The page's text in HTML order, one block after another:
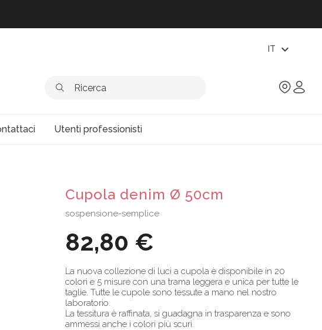
IT expand_more
Utenti professionisti
Cupola denim Ø 50cm
sospensione-semplice
82,80 €
La nuova collezione di luci a cupola è disponibile in 20
colori e 5 misure con una trama leggera e unica per tutte le
taglie. Tutte le cupole sono tessute a mano nel nostro
laboratorio.
La tessitura è raffinata, si guadagna in trasparenza e sono
ammessi anche i colori più scuri.